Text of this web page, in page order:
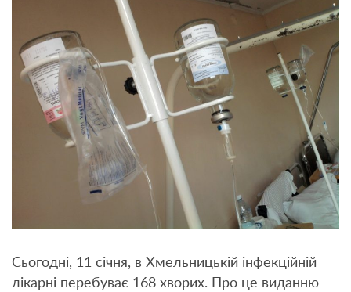
Сьогодні, 11 січня, в Хмельницькій інфекційній
лікарні перебуває 168 хворих. Про це виданню